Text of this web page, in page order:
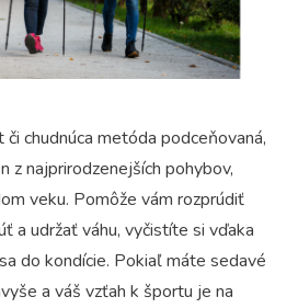
chudnúca metóda podceňovaná,
z najprirodzenejších pohybov,
veku. Pomôže vám rozprúdiť
a udržať váhu, vyčistíte si vďaka
do kondície. Pokiaľ máte sedavé
a váš vzťah k športu je na